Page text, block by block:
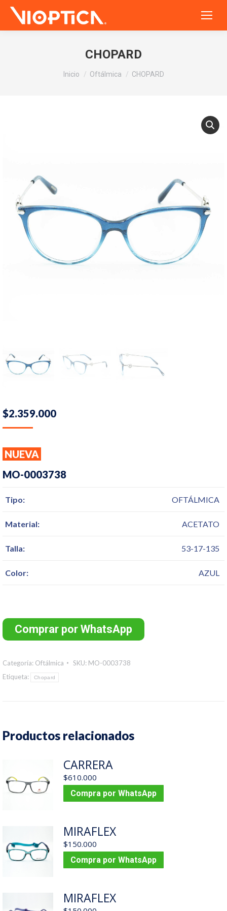
CHOPARD
Estás aquí:
Inicio Oftálmica CHOPARD
$2.359.000
NUEVA
MO-0003738
Tipo: OFTÁLMICA
Material: ACETATO
Talla: 53-17-135
Color: AZUL
Comprar por WhatsApp
Categoría: Oftálmica SKU: MO-0003738
Etiqueta:
Chopard
Productos relacionados
CARRERA
$610.000
Compra por WhatsApp
MIRAFLEX
$150.000
Compra por WhatsApp
MIRAFLEX